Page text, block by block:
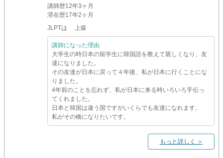
講師歴12年3ヶ月
滞在歴17年2ヶ月
JLPTは 上級
講師になった理由
大学生の時日本の留学生に韓国語を教えて親しくなり、友
達になりました。
その友達が日本に戻って４年後、私が日本に行くことにな
りました。
4年前のことを忘れず、私が日本に来る時いろいろ手伝っ
てくれました。
日本と韓国は違う国ですがいくらでも友達になれます。
私がその橋になりたいです。
もっと詳しく ＞